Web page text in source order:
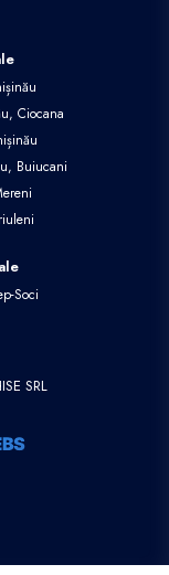
Ciocana
Buiucani
Soci
SRL